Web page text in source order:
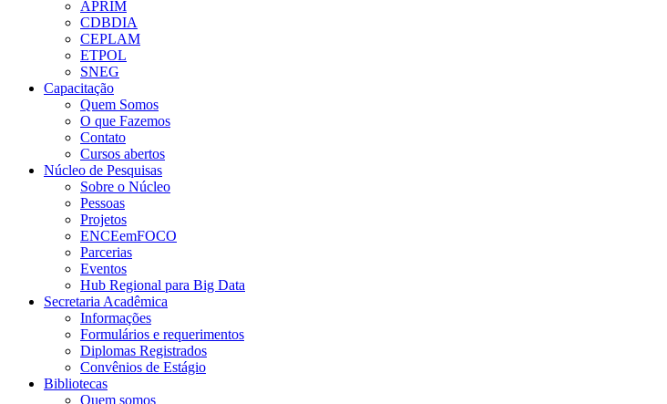
APRIM
CDBDIA
CEPLAM
ETPOL
SNEG
Capacitação
Quem Somos
O que Fazemos
Contato
Cursos abertos
Núcleo de Pesquisas
Sobre o Núcleo
Pessoas
Projetos
ENCEemFOCO
Parcerias
Eventos
Hub Regional para Big Data
Secretaria Acadêmica
Informações
Formulários e requerimentos
Diplomas Registrados
Convênios de Estágio
Bibliotecas
Quem somos